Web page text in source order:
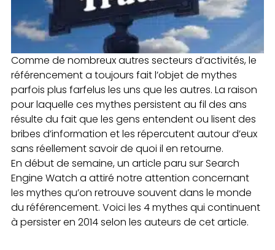
Comme de nombreux autres secteurs d’activités, le
référencement a toujours fait l’objet de mythes
parfois plus farfelus les uns que les autres. La raison
pour laquelle ces mythes persistent au fil des ans
résulte du fait que les gens entendent ou lisent des
bribes d’information et les répercutent autour d’eux
sans réellement savoir de quoi il en retourne.
En début de semaine, un article paru sur Search
Engine Watch a attiré notre attention concernant
les mythes qu’on retrouve souvent dans le monde
du référencement. Voici les 4 mythes qui continuent
à persister en 2014 selon les auteurs de cet article.